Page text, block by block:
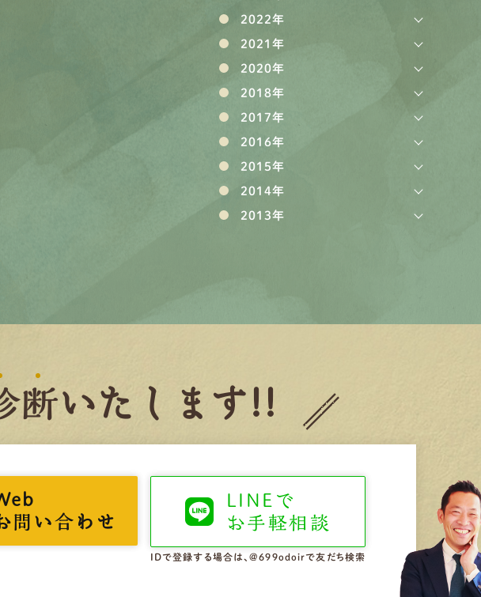
2022年
2021年
2020年
2018年
2017年
2016年
2015年
2014年
2013年
断いたします!!
問い合わせ
LINEで
お手軽相談
IDで登録する場合は、@699odoirで友だち検索